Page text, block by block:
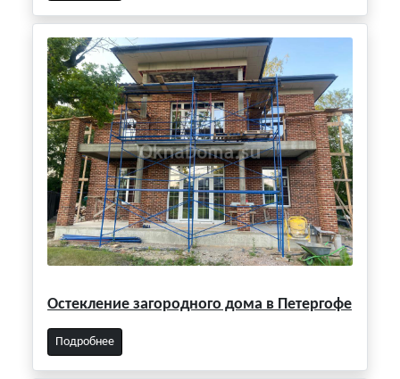
Остекление загородного дома в Петергофе
Подробнее